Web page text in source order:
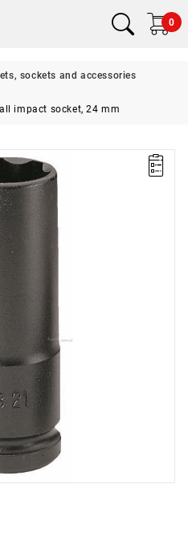
0
sockets and accessories
impact socket, 24 mm